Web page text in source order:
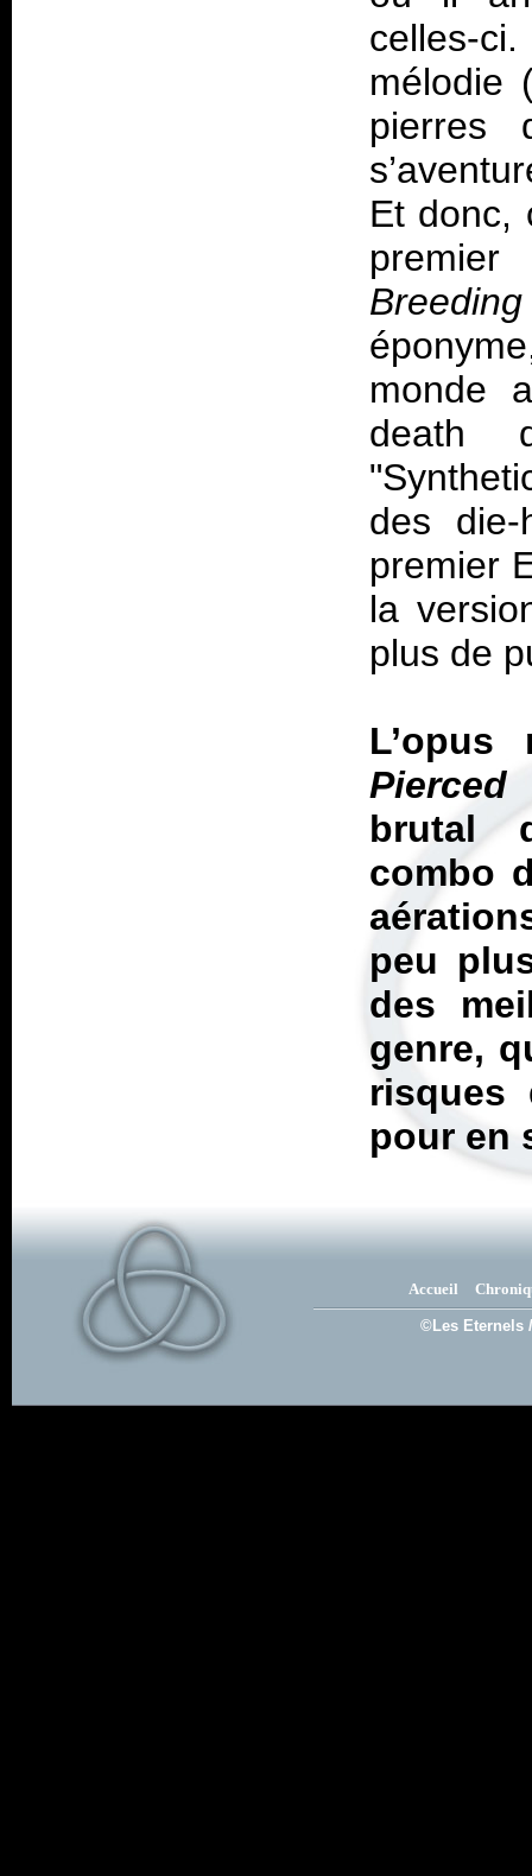
celles-
mélodie
pierres
Et donc,
premier
monde
death
des die-
premier
la
plus de
L’opus
brutal
combo
peu
des
genre,
risques
pour en
Accueil
©Les Eternels